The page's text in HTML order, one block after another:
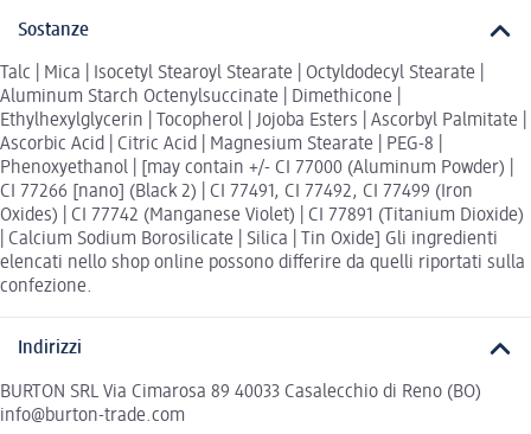
Sostanze
Talc | Mica | Isocetyl Stearoyl Stearate | Octyldodecyl Stearate |
Aluminum Starch Octenylsuccinate | Dimethicone |
Ethylhexylglycerin | Tocopherol | Jojoba Esters | Ascorbyl Palmitate |
Ascorbic Acid | Citric Acid | Magnesium Stearate | PEG-8 |
Phenoxyethanol | [may contain +/- CI 77000 (Aluminum Powder) |
CI 77266 [nano] (Black 2) | CI 77491, CI 77492, CI 77499 (Iron
Oxides) | CI 77742 (Manganese Violet) | CI 77891 (Titanium Dioxide)
| Calcium Sodium Borosilicate | Silica | Tin Oxide] Gli ingredienti
elencati nello shop online possono differire da quelli riportati sulla
confezione.
Indirizzi
BURTON SRL Via Cimarosa 89 40033 Casalecchio di Reno (BO)
info@burton-trade.com